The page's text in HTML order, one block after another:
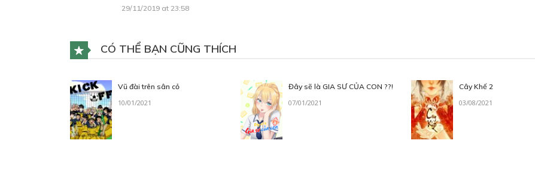
29/11/2019 at 23:58
CÓ THỂ BẠN CŨNG THÍCH
Vũ đài trên sân cỏ
10/01/2021
Đây sẽ là GIA SƯ CỦA CON ??!
07/01/2021
Cây Khế 2
03/08/2021